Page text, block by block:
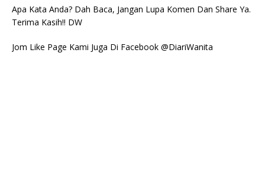
Apa Kata Anda? Dah Baca, Jangan Lupa Komen Dan Share Ya.
Terima Kasih!! DW
Jom Like Page Kami Juga Di Facebook @DiariWanita